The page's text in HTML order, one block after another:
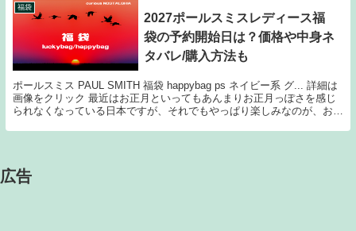
福袋
2027ポールスミスレディース福
袋の予約開始日は？価格や中身ネ
タバレ/購入方法も
ポールスミス PAUL SMITH 福袋 happybag ps ネイビー系 グ... 詳細は
画像をクリック 最近はお正月といってもあんまりお正月っぽさを感じ
られなくなっている日本ですが、それでもやっぱり楽しみなのが、おせ
広告